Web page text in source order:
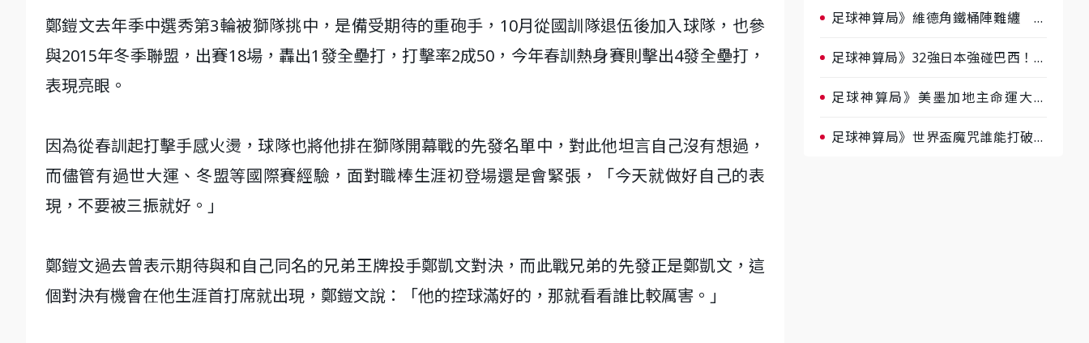
鄭鎧文去年季中選秀第3輪被獅隊挑中，是備受期待的重砲手，10月從國訓隊退伍後加入球隊，也參
與2015年冬季聯盟，出賽18場，轟出1發全壘打，打擊率2成50，今年春訓熱身賽則擊出4發全壘打，
表現亮眼。
因為從春訓起打擊手感火燙，球隊也將他排在獅隊開幕戰的先發名單中，對此他坦言自己沒有想過，
而儘管有過世大運、冬盟等國際賽經驗，面對職棒生涯初登場還是會緊張，「今天就做好自己的表
現，不要被三振就好。」
鄭鎧文過去曾表示期待與和自己同名的兄弟王牌投手鄭凱文對決，而此戰兄弟的先發正是鄭凱文，這
個對決有機會在他生涯首打席就出現，鄭鎧文說：「他的控球滿好的，那就看看誰比較厲害。」
足球神算局》維德角鐵桶陣難纏 阿
足球神算局》32強日本強碰巴西！AI
爆冷
足球神算局》美墨加地主命運大解
足球神算局》世界盃魔咒誰能打破？